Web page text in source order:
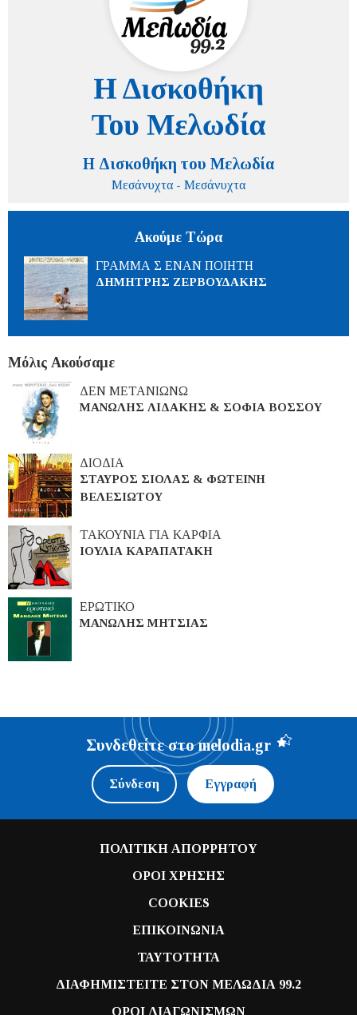
Η Δισκοθήκη του Μελωδία
Μεσάνυχτα - Μεσάνυχτα
Ακούμε Τώρα
ΓΡΑΜΜΑ Σ ΕΝΑΝ ΠΟΙΗΤΗ
ΔΗΜΗΤΡΗΣ ΖΕΡΒΟΥΔΑΚΗΣ
Μόλις Ακούσαμε
ΔΕΝ ΜΕΤΑΝΙΩΝΩ
ΜΑΝΩΛΗΣ ΛΙΔΑΚΗΣ & ΣΟΦΙΑ ΒΟΣΣΟΥ
ΔΙΟΔΙΑ
ΣΤΑΥΡΟΣ ΣΙΟΛΑΣ & ΦΩΤΕΙΝΗ
ΒΕΛΕΣΙΩΤΟΥ
ΤΑΚΟΥΝΙΑ ΓΙΑ ΚΑΡΦΙΑ
ΙΟΥΛΙΑ ΚΑΡΑΠΑΤΑΚΗ
ΕΡΩΤΙΚΟ
ΜΑΝΩΛΗΣ ΜΗΤΣΙΑΣ
Συνδεθείτε στο melodia.gr
Σύνδεση Εγγραφή
ΠΟΛΙΤΙΚΗ ΑΠΟΡΡΗΤΟΥ
ΟΡΟΙ ΧΡΗΣΗΣ
COOKIES
ΕΠΙΚΟΙΝΩΝΙΑ
ΤΑΥΤΟΤΗΤΑ
ΔΙΑΦΗΜΙΣΤΕΙΤΕ ΣΤΟΝ ΜΕΛΩΔΙΑ 99.2
ΟΡΟΙ ΔΙΑΓΩΝΙΣΜΩΝ